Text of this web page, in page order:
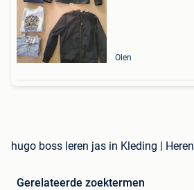
Olen
hugo boss leren jas in Kleding | Heren
Gerelateerde zoektermen